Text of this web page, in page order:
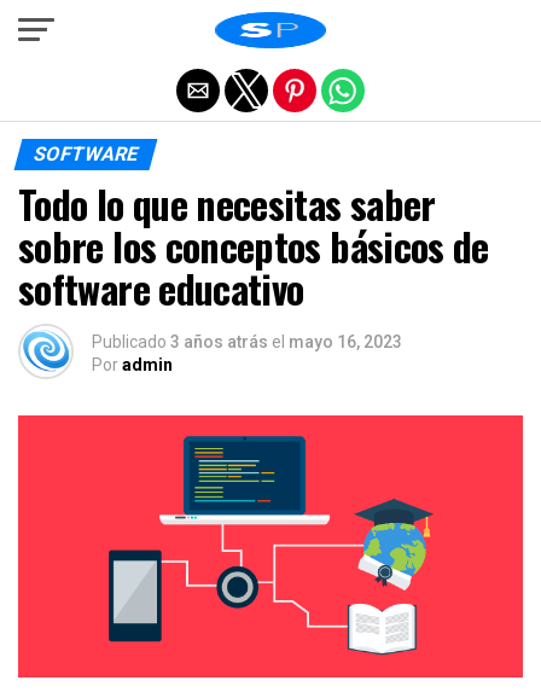
SOFTWARE
Todo lo que necesitas saber
sobre los conceptos básicos de
software educativo
Publicado 3 años atrás el mayo 16, 2023
Poradmin
Salir de la versión móvil